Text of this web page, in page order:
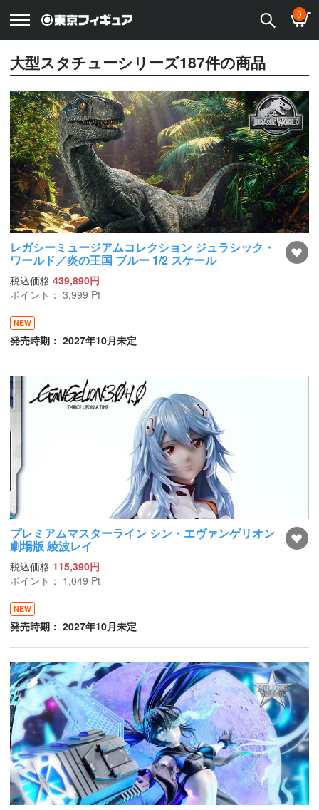
0
大型スタチューシリーズ187件の商品
レガシーミュージアムコレクション ジュラシック・
ワールド／炎の王国 ブルー 1/2 スケール
税込価格 439,890円
ポイント： 3,999 Pt
NEW
発売時期： 2027年10月未定
プレミアムマスターライン シン・エヴァンゲリオン
劇場版 綾波レイ
税込価格 115,390円
ポイント： 1,049 Pt
NEW
発売時期： 2027年10月未定